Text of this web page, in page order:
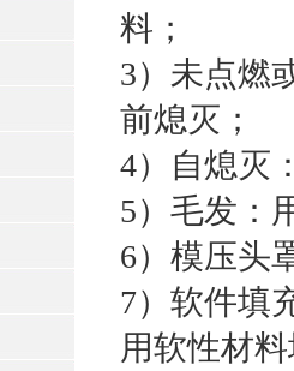
料；
3）未点燃
前熄灭；
4）自熄灭
5）毛发：
6）模压头
7）软件填
用软性材